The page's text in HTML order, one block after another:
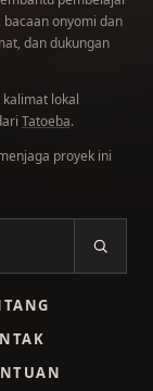
onyomi dan
dan dukungan
lokal
Tatoeba.
proyek ini